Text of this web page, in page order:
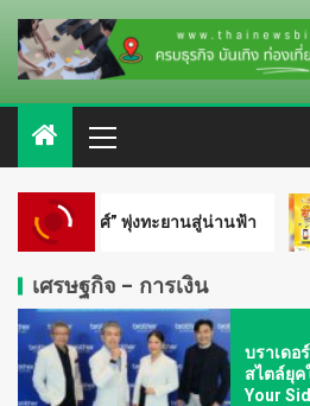
น่านฟ้า ชวนรู้จักซิม my by
เศรษฐกิจ - การเงิน
เอสซีจีแ
เร่งขับเ
SMEs ก้
SMART
2026
ชุมชน เ
เงินแก่ผู้
บราเดอ
สไตล์ยุค
Your